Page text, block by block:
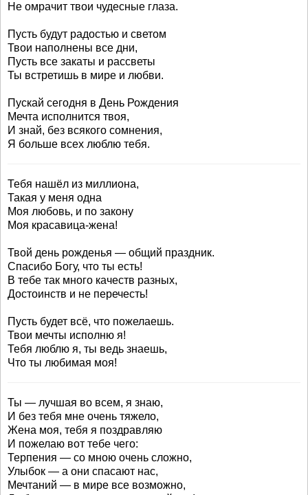
Не омрачит твои чудесные глаза.
Пусть будут радостью и светом
Твои наполнены все дни,
Пусть все закаты и рассветы
Ты встретишь в мире и любви.
Пускай сегодня в День Рождения
Мечта исполнится твоя,
И знай, без всякого сомнения,
Я больше всех люблю тебя.
Тебя нашёл из миллиона,
Такая у меня одна
Моя любовь, и по закону
Моя красавица-жена!
Твой день рожденья — общий праздник.
Спасибо Богу, что ты есть!
В тебе так много качеств разных,
Достоинств и не перечесть!
Пусть будет всё, что пожелаешь.
Твои мечты исполню я!
Тебя люблю я, ты ведь знаешь,
Что ты любимая моя!
Ты — лучшая во всем, я знаю,
И без тебя мне очень тяжело,
Жена моя, тебя я поздравляю
И пожелаю вот тебе чего:
Терпения — со мною очень сложно,
Улыбок — а они спасают нас,
Мечтаний — в мире все возможно,